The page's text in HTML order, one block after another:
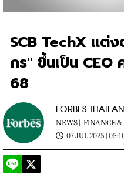
SCB TechX แต่
กร" ขึ้นเป็น CEO
68
FORBES
NEWS | FINANCE
07 JUL 2025 |